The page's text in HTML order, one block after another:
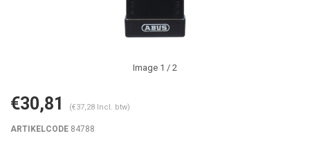
Image 1 / 2
€30,81 (€37,28 Incl. btw)
ARTIKELCODE 84788